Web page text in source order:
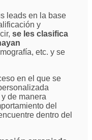
leads en la base
y
se les clasifica
etc. y se
en el que se
de manera
del
dentro del